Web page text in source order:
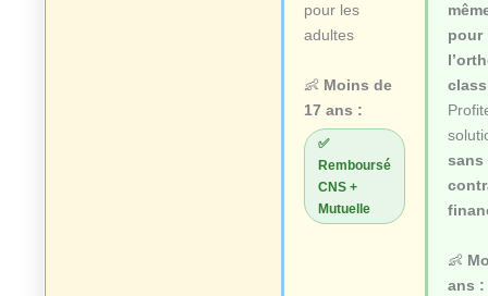
pour les
adultes
👶 Moins de
17 ans :
✅
Remboursé
CNS +
Mutuelle
pour
sans
👶
ans :